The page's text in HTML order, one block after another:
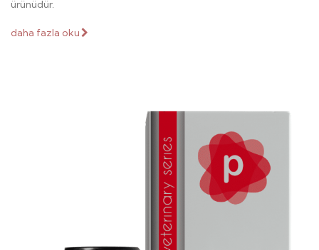
ürünüdür.
daha fazla oku